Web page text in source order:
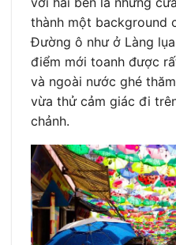
thành một background
Đường ô như ở Làng
điểm mới toanh được
và ngoài nước ghé
vừa thử cảm giác đi
chảnh.